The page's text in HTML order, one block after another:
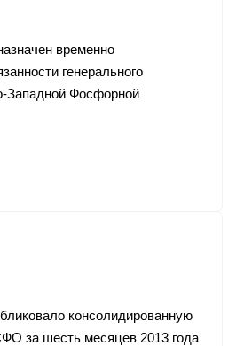
временно
генерального
Западной Фосфорной
консолидированную
за шесть месяцев 2013 года